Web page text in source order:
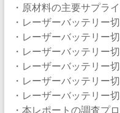
・原材料の主要サプラ
・レーザーバッテリー
・レーザーバッテリー
・レーザーバッテリー
・レーザーバッテリー
・レーザーバッテリー
・レーザーバッテリー
・本レポートの調査プ